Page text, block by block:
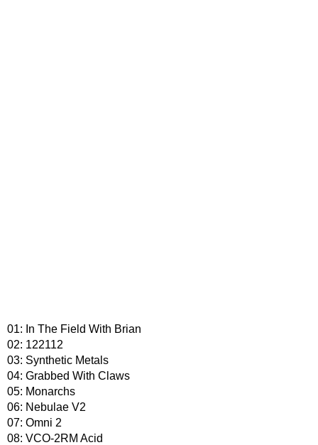
01: In The Field With Brian
02: 122112
03: Synthetic Metals
04: Grabbed With Claws
05: Monarchs
06: Nebulae V2
07: Omni 2
08: VCO-2RM Acid